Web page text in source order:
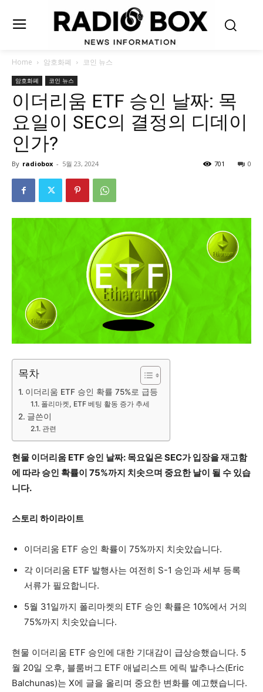
Home 암호화폐 코인 뉴스
암호화폐 코인 뉴스
이더리움 ETF 승인 날짜: 목
요일이 SEC의 결정의 디데이
인가?
By radiobox - 5월 23, 2024 0
701
목차
이더리움 ETF 승인 확률 75%로 급등
​폴리마켓, ETF 베팅 활동 증가 추세
글쓴이
관련
현물 이더리움 ETF 승인 날짜: 목요일은 SEC가 입장을 재고함
에 따라 승인 확률이 75%까지 치솟으며 중요한 날이 될 수 있습
니다.
스토리 하이라이트
이더리움 ETF 승인 확률이 75%까지 치솟았습니다.
각 이더리움 ETF 발행사는 여전히 S-1 승인과 세부 등록
서류가 필요합니다.
5월 31일까지 폴리마켓의 ETF 승인 확률은 10%에서 거의
75%까지 치솟았습니다.
현물 이더리움 ETF 승인에 대한 기대감이 급상승했습니다. 5
월 20일 오후, 블룸버그 ETF 애널리스트 에릭 발추나스(Eric
Balchunas)는 X에 글을 올리며 중요한 변화를 예고했습니다.